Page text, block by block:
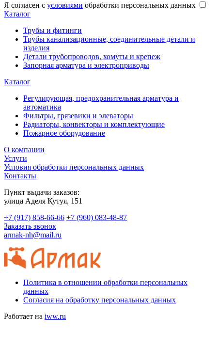
Я согласен с условиями обработки персональных данных
Каталог
Трубы и фитинги
Трубы канализационные, соединительные детали и
изделия
Детали трубопроводов, хомуты и крепеж
Запорная арматура и электроприводы
Каталог
Регулирующая, предохранительная арматура и
автоматика
Фильтры, грязевики и элеваторы
Радиаторы, конвекторы и комплектующие
Пожарное оборудование
О компании
Услуги
Условия обработки персональных данных
Контакты
Пункт выдачи заказов:
​улица Аделя Кутуя, 151
+7 (917) 858-66-66 +7 (960) 083-48-87
Заказать звонок
armak-nh@mail.ru
Политика в отношении обработки персональных
данных
Согласия на обработку персональных данных
Работает на iww.ru